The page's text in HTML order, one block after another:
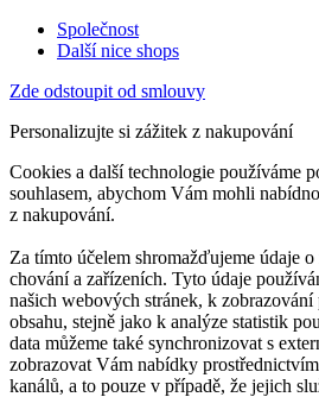
Společnost
Další nice shops
Zde odstoupit od smlouvy
Personalizujte si zážitek z nakupování
Cookies a další technologie používáme
souhlasem, abychom Vám mohli
z nakupování.
Za tímto účelem shromažďujeme údaje
chování a zařízeních. Tyto údaje
našich webových stránek, k zobrazování
obsahu, stejně jako k analýze statistik
data můžeme také synchronizovat s
zobrazovat Vám nabídky
kanálů, a to pouze v případě, že jejich